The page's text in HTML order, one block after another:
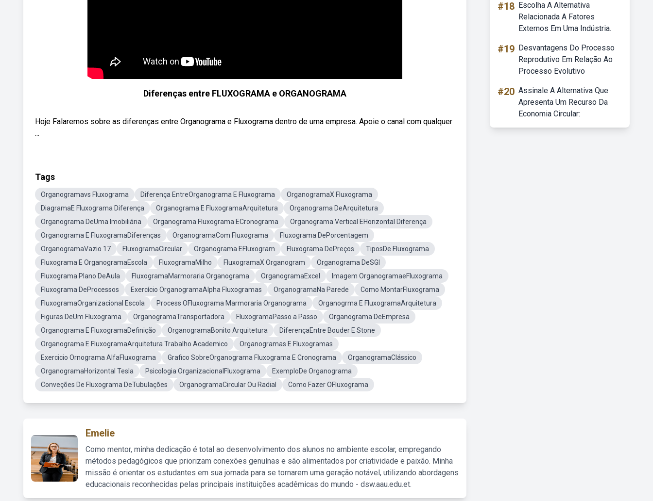
Diferenças entre FLUXOGRAMA e ORGANOGRAMA
Hoje Falaremos sobre as diferenças entre Organograma e Fluxograma dentro de uma empresa. Apoie o canal com qualquer
...
Tags
Organogramavs Fluxograma Diferença EntreOrganograma E Fluxograma
OrganogramaX Fluxograma
DiagramaE Fluxograma Diferença
Organograma E FluxogramaArquitetura
Organograma DeArquitetura
Organograma DeUma Imobiliária
Organograma Fluxograma ECronograma
Organograma Vertical EHorizontal Diferença
Organograma E FluxogramaDiferenças
OrganogramaCom Fluxograma
Fluxograma DePorcentagem
OrganogramaVazio 17
FluxogramaCircular Organograma EFluxogram Fluxograma DePreços
TiposDe Fluxograma
Fluxograma E OrganogramaEscola
FluxogramaMilho FluxogramaX Organogram
Organograma DeSGI
Fluxograma Plano DeAula
FluxogramaMarmoraria Organograma OrganogramaExcel
Imagem OrganogramaeFluxograma
Fluxograma DeProcessos
Exercício OrganogramaAlpha Fluxogramas OrganogramaNa Parede
Como MontarFluxograma
FluxogramaOrganizacional Escola
Process OFluxograma Marmoraria Organograma
Organogrma E FluxogramaArquitetura
Figuras DeUm Fluxograma
OrganogramaTransportadora FluxogramaPasso a Passo
Organograma DeEmpresa
Organograma E FluxogramaDefinição
OrganogramaBonito Arquitetura
DiferençaEntre Bouder E Stone
Organograma E FluxogramaArquitetura Trabalho Academico
Organogramas E Fluxogramas
Exercicio Ornograma AlfaFluxograma
Grafico SobreOrganograma Fluxograma E Cronograma
OrganogramaClássico
OrganogramaHorizontal Tesla
Psicologia OrganizacionalFluxograma
ExemploDe Organograma
Conveções De Fluxograma DeTubulações
OrganogramaCircular Ou Radial Como Fazer OFluxograma
Emelie
Como mentor, minha dedicação é total ao desenvolvimento dos alunos no ambiente escolar, empregando
métodos pedagógicos que priorizam conexões genuínas e são alimentados por criatividade e paixão. Minha
missão é orientar os estudantes em sua jornada para se tornarem uma geração notável, utilizando abordagens
educacionais reconhecidas pelas principais instituições acadêmicas do mundo - dsw.aau.edu.et.
#18 Escolha A Alternativa
Relacionada A Fatores
Externos Em Uma Indústria.
#19 Desvantagens Do Processo
Reprodutivo Em Relação Ao
Processo Evolutivo
#20 Assinale A Alternativa Que
Apresenta Um Recurso Da
Economia Circular: